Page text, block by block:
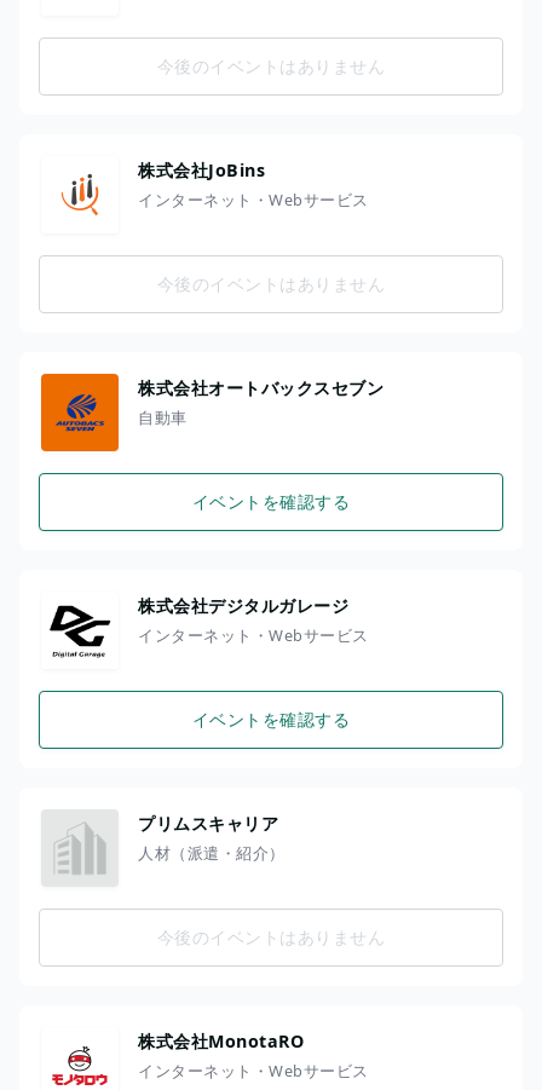
今後のイベントはありません
株式会社JoBins
インターネット・Webサービス
今後のイベントはありません
株式会社オートバックスセブン
自動車
イベントを確認する
株式会社デジタルガレージ
インターネット・Webサービス
イベントを確認する
プリムスキャリア
人材（派遣・紹介）
今後のイベントはありません
株式会社MonotaRO
インターネット・Webサービス